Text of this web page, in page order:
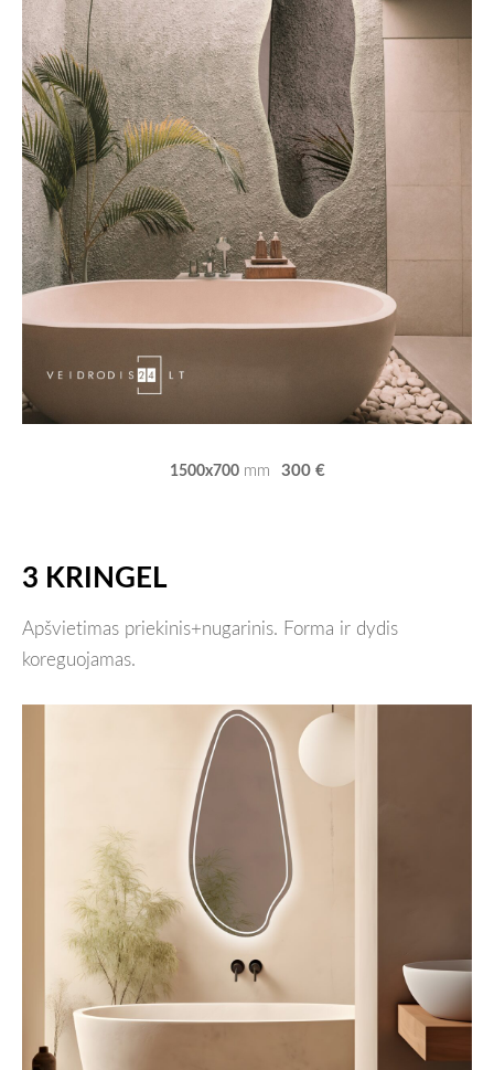
1500x700mm 300 €
3 KRINGEL
Apšvietimas priekinis+nugarinis. Forma ir dydis
koreguojamas.